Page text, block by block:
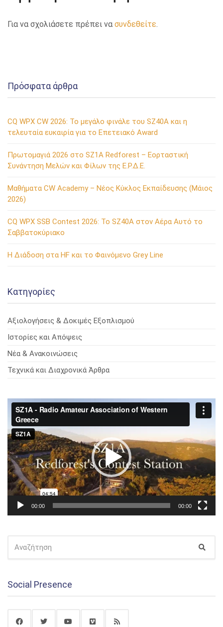
Για να σχολιάσετε πρέπει να συνδεθείτε.
Πρόσφατα άρθρα
CQ WPX CW 2026: Το μεγάλο φινάλε του SZ40A και η
τελευταία ευκαιρία για το Επετειακό Award
Πρωτομαγιά 2026 στο SZ1A Redforest – Εορταστική
Συνάντηση Μελών και Φίλων της Ε.Ρ.Δ.Ε.
Μαθήματα CW Academy – Νέος Κύκλος Εκπαίδευσης (Μάιος
2026)
CQ WPX SSB Contest 2026: Το SZ40A στον Αέρα Αυτό το
Σαββατοκύριακο
Η Διάδοση στα HF και το Φαινόμενο Grey Line
Kατηγορίες
Αξιολογήσεις & Δοκιμές Εξοπλισμού
Ιστορίες και Απόψεις
Νέα & Ανακοινώσεις
Τεχνικά και Διαχρονικά Άρθρα
Πρόγραμμα
Αναπαραγωγής
Βίντεο
00:00 00:00
ΓΙΑ:
Social Presence